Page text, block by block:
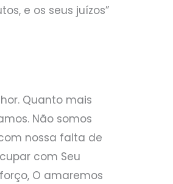
e os seus juízos”
Quanto mais
Não somos
nossa falta de
com Seu
O amaremos